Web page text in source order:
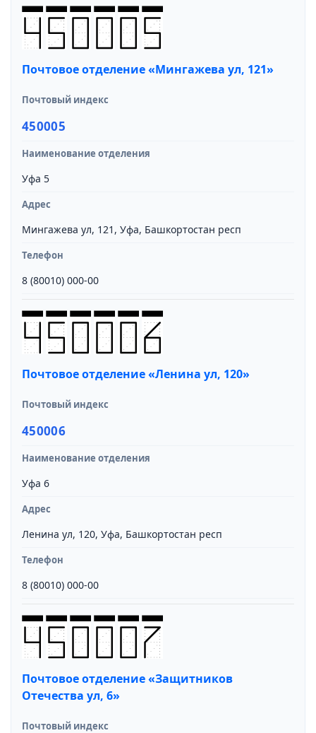
Почтовое отделение «Мингажева ул, 121»
Почтовый индекс
450005
Наименование отделения
Уфа 5
Адрес
Мингажева ул, 121, Уфа, Башкортостан респ
Телефон
8 (80010) 000-00
Почтовое отделение «Ленина ул, 120»
Почтовый индекс
450006
Наименование отделения
Уфа 6
Адрес
Ленина ул, 120, Уфа, Башкортостан респ
Телефон
8 (80010) 000-00
Почтовое отделение «Защитников
Отечества ул, 6»
Почтовый индекс